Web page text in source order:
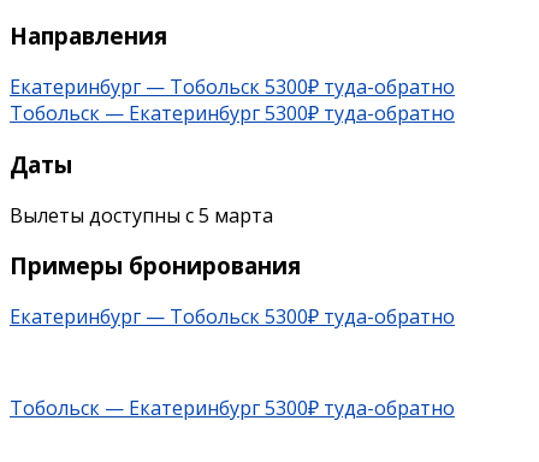
Направления
Екатеринбург — Тобольск 5300₽ туда-обратно
Тобольск — Екатеринбург 5300₽ туда-обратно
Даты
Вылеты доступны с 5 марта
Примеры бронирования
Екатеринбург — Тобольск 5300₽ туда-обратно
Тобольск — Екатеринбург 5300₽ туда-обратно